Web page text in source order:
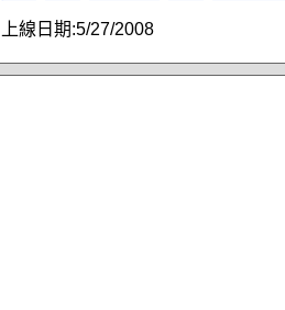
上線日期:5/27/2008